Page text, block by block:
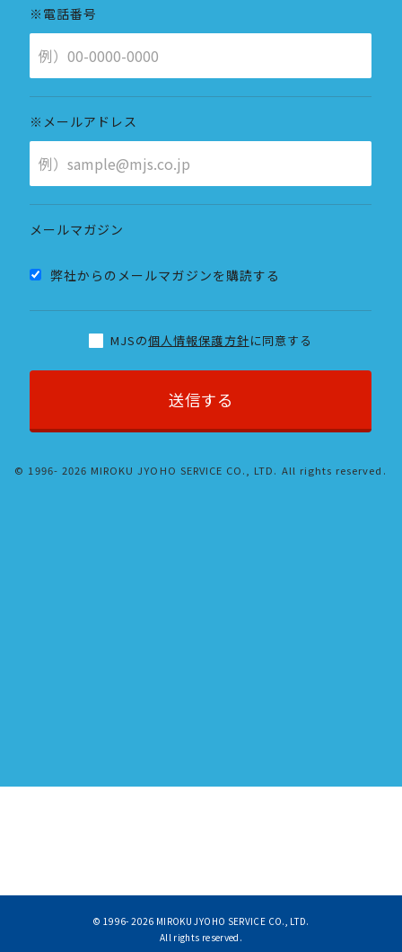
© 1996-2026 MIROKU JYOHO SERVICE CO., LTD.
All rights reserved.